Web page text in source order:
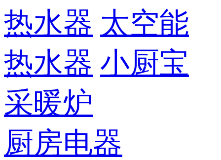
热水器 太空能
热水器 小厨宝
采暖炉
厨房电器